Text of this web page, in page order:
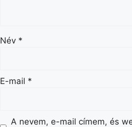
Név *
E-mail *
A nevem, e-mail címem, és